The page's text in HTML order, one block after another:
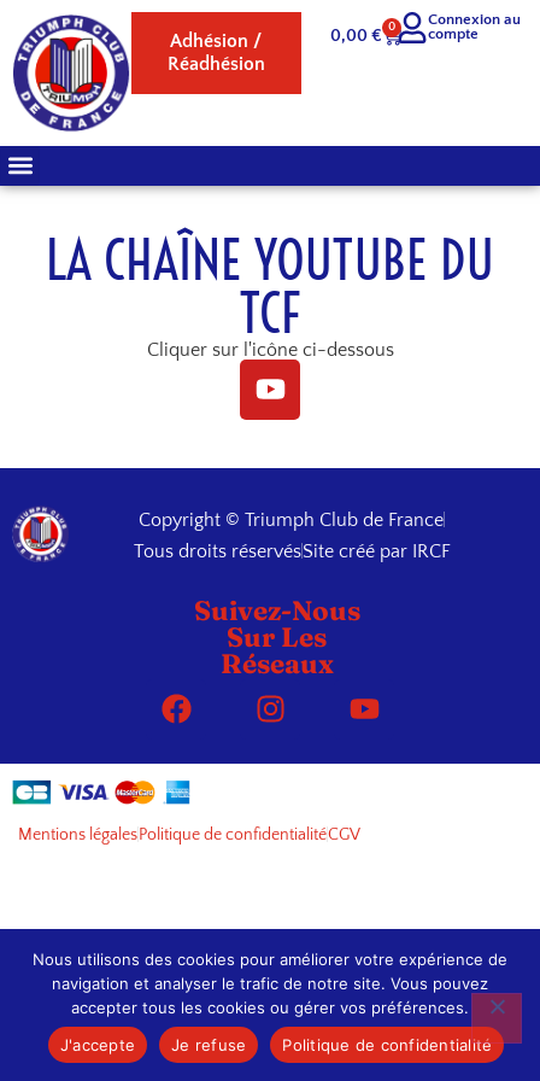
Adhésion /
Réadhésion
0,00€ 0
Connexion au
compte
LA CHAÎNE YOUTUBE DU
TCF
Cliquer sur l'icône ci-dessous
Copyright © Triumph Club de France
Tous droits réservésSite créé par IRCF
Suivez-Nous
Sur Les
Réseaux
Mentions légalesPolitique de confidentialitéCGV
Nous utilisons des cookies pour améliorer votre expérience de
navigation et analyser le trafic de notre site. Vous pouvez
accepter tous les cookies ou gérer vos préférences.
J'accepte
Je refuse Politique de confidentialité